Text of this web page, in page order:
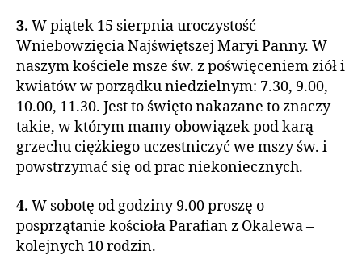
3. W piątek 15 sierpnia uroczystość
Wniebowzięcia Najświętszej Maryi Panny. W
naszym kościele msze św. z poświęceniem ziół i
kwiatów w porządku niedzielnym: 7.30, 9.00,
10.00, 11.30. Jest to święto nakazane to znaczy
takie, w którym mamy obowiązek pod karą
grzechu ciężkiego uczestniczyć we mszy św. i
powstrzymać się od prac niekoniecznych.
4. W sobotę od godziny 9.00 proszę o
posprzątanie kościoła Parafian z Okalewa –
kolejnych 10 rodzin.